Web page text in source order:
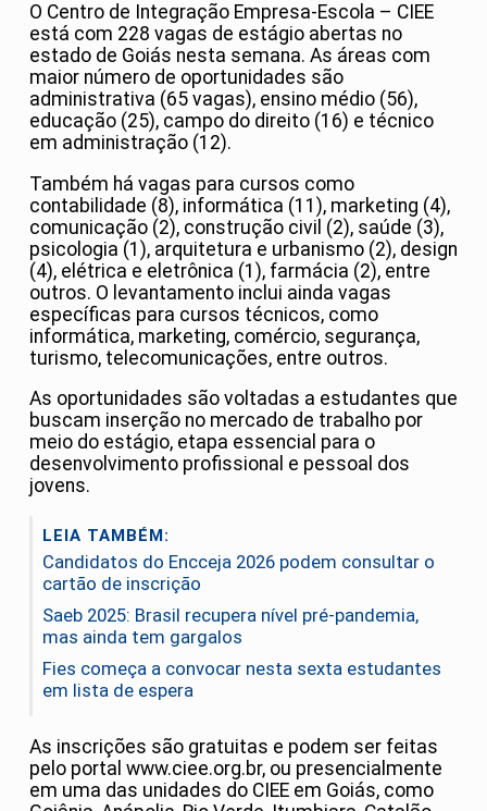
O Centro de Integração Empresa-Escola – CIEE
está com 228 vagas de estágio abertas no
estado de Goiás nesta semana. As áreas com
maior número de oportunidades são
administrativa (65 vagas), ensino médio (56),
educação (25), campo do direito (16) e técnico
em administração (12).
Também há vagas para cursos como
contabilidade (8), informática (11), marketing (4),
comunicação (2), construção civil (2), saúde (3),
psicologia (1), arquitetura e urbanismo (2), design
(4), elétrica e eletrônica (1), farmácia (2), entre
outros. O levantamento inclui ainda vagas
específicas para cursos técnicos, como
informática, marketing, comércio, segurança,
turismo, telecomunicações, entre outros.
As oportunidades são voltadas a estudantes que
buscam inserção no mercado de trabalho por
meio do estágio, etapa essencial para o
desenvolvimento profissional e pessoal dos
jovens.
LEIA TAMBÉM:
Candidatos do Encceja 2026 podem consultar o
cartão de inscrição
Saeb 2025: Brasil recupera nível pré-pandemia,
mas ainda tem gargalos
Fies começa a convocar nesta sexta estudantes
em lista de espera
As inscrições são gratuitas e podem ser feitas
pelo portal www.ciee.org.br, ou presencialmente
em uma das unidades do CIEE em Goiás, como